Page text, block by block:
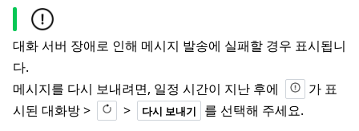
대화 서버 장애로 인해 메시지 발송에 실패할 경우 표시됩니
다.
메시지를 다시 보내려면, 일정 시간이 지난 후에
가 표
시된 대화방 >
> 다시 보내기 를 선택해 주세요.